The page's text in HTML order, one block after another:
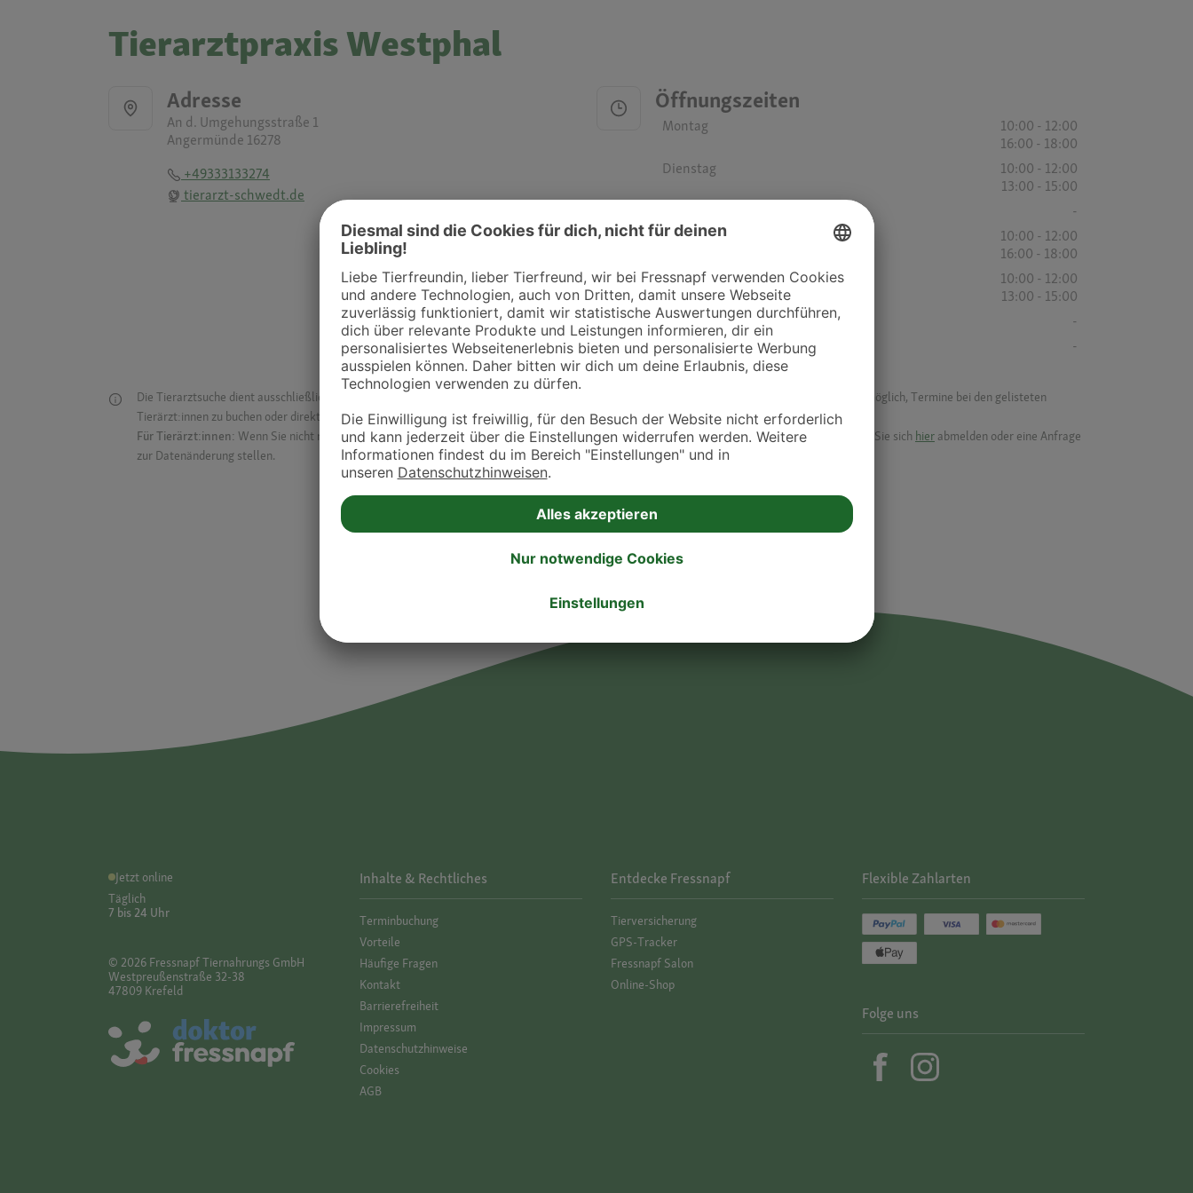
Tierarztpraxis Westphal
Adresse
An d. Umgehungsstraße 1
Angermünde 16278
+49333133274
tierarzt-schwedt.de
Öffnungszeiten
Montag
10:00 - 12:00
16:00 - 18:00
Dienstag
10:00 - 12:00
13:00 - 15:00
-
Donnerstag
10:00 - 12:00
16:00 - 18:00
Freitag
10:00 - 12:00
13:00 - 15:00
Samstag
-
Sonntag
-
Die Tierarztsuche dient ausschließlich dazu, Tierarztpraxen und Kliniken in deiner Nähe übersichtlich anzuzeigen. Über Dr. Fressnapf ist es nicht möglich, Termine bei den gelisteten
Tierärzt:innen zu buchen oder direkt mit ihnen in Kontakt zu treten. Bitte wende dich hierfür direkt an die jeweilige Praxis oder Klinik.
Für Tierärzt:innen: Wenn Sie nicht mehr auf der Dr. Fressnapf Tierarztsuche als Praxis gelistet werden oder Ihre Daten ändern möchten, können Sie sich hier abmelden oder eine Anfrage
zur Datenänderung stellen.
Jetzt online
Täglich
7 bis 24 Uhr
© 2026 Fressnapf Tiernahrungs GmbH
Westpreußenstraße 32-38
47809 Krefeld
Inhalte & Rechtliches
Termin­buchung
Vorteile
Häufige Fragen
Kontakt
Barrierefreiheit
Impressum
Datenschutz­hinweise
Cookies
AGB
Entdecke Fressnapf
Tierversicherung
GPS-Tracker
Fressnapf Salon
Online-Shop
Flexible Zahlarten
Folge uns